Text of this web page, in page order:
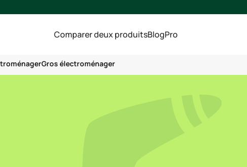
Comparer deux produitsBlogPro
Gros électroménager